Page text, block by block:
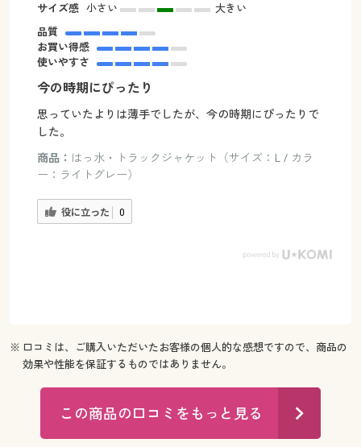
サイズ感 小さい
大きい
品質
お買い得感
使いやすさ
今の時期にぴったり
思っていたよりは薄手でしたが、今の時期にぴったりで
した。
商品： はっ水・トラックジャケット（サイズ：L / カラ
ー：ライトグレー）
役に立った 0
※ 口コミは、ご購入いただいたお客様の個人的な感想ですので、商品の
効果や性能を保証するものではありません。
この商品の口コミをもっと見る